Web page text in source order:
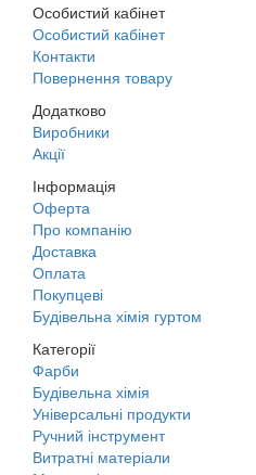
Особистий кабінет
Особистий кабінет
Контакти
Повернення товару
Додатково
Виробники
Акції
Інформація
Оферта
Про компанію
Доставка
Оплата
Покупцеві
Будівельна хімія гуртом
Категорії
Фарби
Будівельна хімія
Універсальні продукти
Ручний інструмент
Витратні матеріали